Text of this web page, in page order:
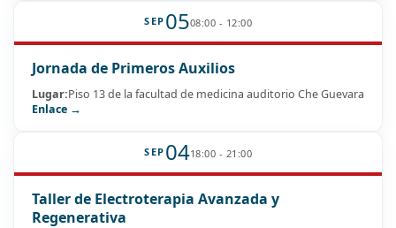
SEP 0508:00 - 12:00
Jornada de Primeros Auxilios
Lugar:Piso 13 de la facultad de medicina auditorio Che Guevara
Enlace →
SEP 0418:00 - 21:00
Taller de Electroterapia Avanzada y
Regenerativa